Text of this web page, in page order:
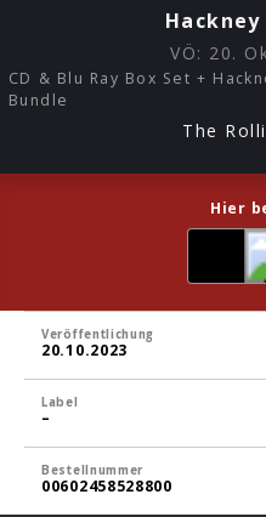
VÖ: 20.
CD & Blu Ray Box Set +
Bundle
The
Hier
Veröffentlichung
20.10.2023
Label
–
Bestellnummer
00602458528800